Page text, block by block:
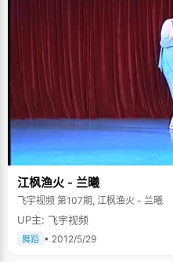
说&lsquo;我不进去，我要拿着北大
&rsquo;。当年梁莹13岁，关于这段
一个小女孩一时兴起的童言，不过北
可以模仿，但是无形的北大只有一个
莹，做了这个梦好几年之后，梁莹终于兑现
呆，这个在大家眼里标准的好学生，
自有一套独特的见解，完全颠覆了以
不惊讶："看不出来，你还挺能玩的"
亦静。" 梁莹喜欢看足球赛，爱好战争片，《兄弟连》看过四五遍，爱看历史
剧，平时说话温温柔柔，可是遇到自
样，主题鲜明，立场坚定。大学的选
有着一些男孩子般强势的成分，只是
己的这种两面性。 我与父母有份协议 梁莹的爸爸妈妈都是公务员，他们对梁
莹的家庭教育采取开明的方式，会给
地方则一丝不苟。"他们对我进行
向，但会留有一些小小的私人空间。
道理，但从来都没有打过我"，梁莹
江枫渔火 - 兰曦
飞宇视频 第107期, 江枫渔火 - 兰曦
UP主: 飞宇视频
舞蹈 • 2012/5/29